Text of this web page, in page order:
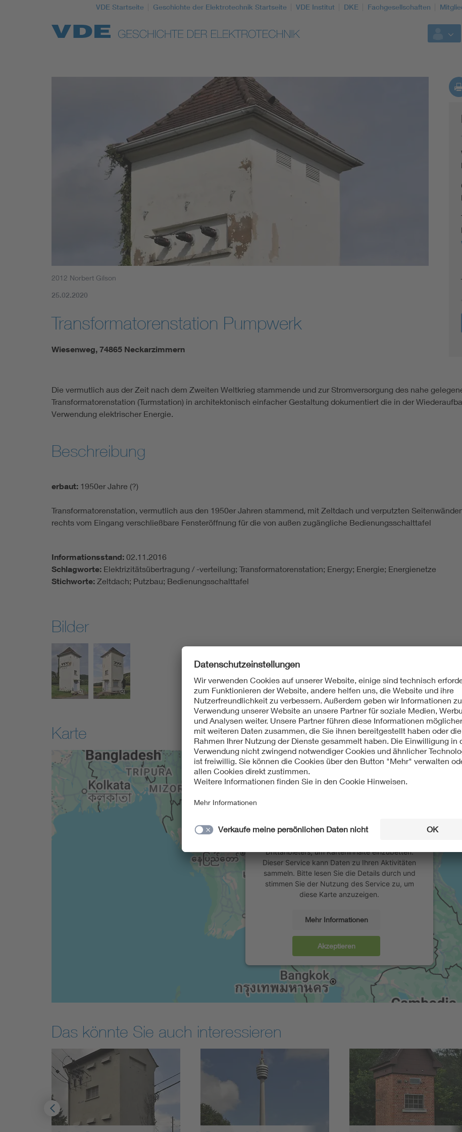
VDE Startseite Geschichte der Elektrotechnik Startseite VDE Institut DKE Fachgesellschaften
2012 Norbert Gilson
25.02.2020
Transformatorenstation Pumpwerk
Wiesenweg, 74865 Neckarzimmern
Die vermutlich aus der Zeit nach dem Zweiten Weltkrieg stammende und zur Stromversorgung des nahe
Transformatorenstation (Turmstation) in architektonisch einfacher Gestaltung dokumentiert die in der
Verwendung elektrischer Energie.
Beschreibung
erbaut: 1950er Jahre (?)
Transformatorenstation, vermutlich aus den 1950er Jahren stammend, mit Zeltdach und verputzten
rechts vom Eingang verschließbare Fensteröffnung für die von außen zugängliche Bedienungsschalttafel
Informationsstand: 02.11.2016
Schlagworte: Elektrizitätsübertragung / -verteilung; Transformatorenstation; Energy; Energie; Energienetze
Stichworte: Zeltdach; Putzbau; Bedienungsschalttafel
Bilder
Karte
Drittanbieters, um Karteninhalte einzubetten.
Dieser Service kann Daten zu Ihren Aktivitäten
sammeln. Bitte lesen Sie die Details durch und
stimmen Sie der Nutzung des Service zu, um
diese Karte anzuzeigen.
Mehr Informationen
Akzeptieren
Das könnte Sie auch interessieren